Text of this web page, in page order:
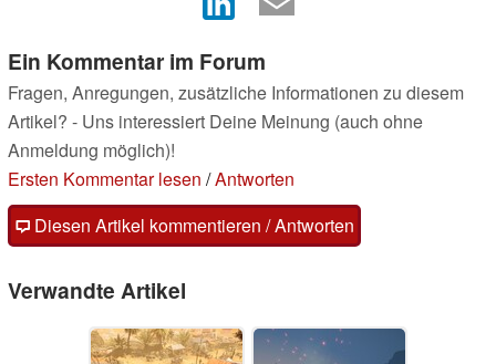
Ein Kommentar im Forum
Fragen, Anregungen, zusätzliche Informationen zu diesem
Artikel? - Uns interessiert Deine Meinung (auch ohne
Anmeldung möglich)!
Ersten Kommentar lesen /Antworten
Diesen Artikel kommentieren / Antworten
Verwandte Artikel